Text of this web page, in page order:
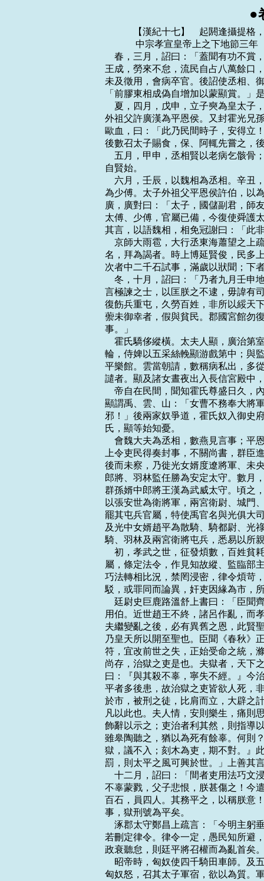
●
　　【漢紀十七】　起閼逢攝提格，盡屠維協洽，凡六年。
    　　 中宗孝宣皇帝上之下地節三年（甲寅，公元前六七年）
    春，三月，詔曰：「蓋聞有功不賞，有罪不誅，雖唐、虞不能以化天下。今膠東相
王成，勞來不怠，流民自占八萬餘口，治有異等之效。其賜成爵關內侯，秩中二千石。」
未及徵用，會病卒官。後詔使丞相、御史問郡、國上計長史、守丞以政令得失。或對言：
「前膠東相成偽自增加以蒙顯賞。」是後俗吏多為虛名雲。
    夏，四月，戊申，立子奭為皇太子，以丙吉為太傅，太中大夫疏廣為少傅。封太子
外祖父許廣漢為平恩侯。又封霍光兄孫中郎將雲為冠陽侯。霍顯聞立太子，怒恚不食，
歐血，曰：「此乃民間時子，安得立！即後有子，反為王邪！」復教皇後令毒太子。皇
後數召太子賜食，保、阿輒先嘗之，後挾毒不得行。
    五月，甲申，丞相賢以老病乞骸骨；賜黃金百斤、安車、駟馬，罷就第。丞相致仕
自賢始。
    六月，壬辰，以魏相為丞相。辛丑，丙吉為御史大夫，疏廣為太子太傅，廣兄子受
為少傅。太子外祖父平恩侯許伯，以為太子少，白使其弟中郎將舜監護太子家。上以問
廣，廣對曰：「太子，國儲副君，師友必於天下英俊，不宜獨親外家許氏。且太子自有
太傅、少傅，官屬已備，今復使舜護太子家，示陋，非所以廣太子德於天下也。」上善
其言，以語魏相，相免冠謝曰：「此非臣等所能及。」廣由是見器重。
    京師大雨雹，大行丞東海蕭望之上疏，言大臣任政，一姓專權之所致。上素聞望之
名，拜為謁者。時上博延賢俊，民多上書言便宜，輒下望之問狀；高者請丞相、御史，
次者中二千石試事，滿歲以狀聞；下者報聞，罷。所白處奏皆可。
    冬，十月，詔曰：「乃者九月壬申地震，朕甚懼焉。有能箴朕過失，及賢良方正直
言極諫之士，以匡朕之不逮，毋諱有司。朕既不德，不能附遠，是以邊境屯戍未息。今
復飭兵重屯，久勞百姓，非所以綏天下也。其罷車騎將軍、右將軍屯兵。」又詔：「池
蘌未御幸者，假與貧民。郡國宮館勿復修治。流民還歸者，假公田，貸種食，且勿算
事。」
    霍氏驕侈縱橫。太夫人顯，廣治第室，作乘輿輦，加畫，繡絪馮，黃金塗；韋絮薦
輪，侍婢以五采絲輓顯游戲第中；與監奴馮子都亂。而禹、山亦並繕治第宅，走馬馳逐
平樂館。雲當朝請，數稱病私出，多從賓客，張圍獵黃山苑中，使倉頭奴上朝謁，莫敢
譴者。顯及諸女晝夜出入長信宮殿中，亡期度。
    帝自在民間，聞知霍氏尊盛日久，內不能善。既躬親朝政，御史大夫魏相給事中。
顯謂禹、雲、山：「女曹不務奉大將軍餘業，今大夫給事中，他人壹間女，能復自救
邪！」後兩家奴爭道，霍氏奴入御史府，欲闒大夫門；御史為叩頭謝，乃去。人以謂霍
氏，顯等始知憂。
    會魏大夫為丞相，數燕見言事；平恩侯與侍中金安上等徑出入省中。時霍山領尚書，
上令吏民得奏封事，不關尚書，群臣進見獨往來，於是霍氏甚惡之。上頗聞霍氏毒殺許
後而未察，乃徙光女婿度遼將軍、未央衛尉、平陵侯范明友為光祿勳，出次婿諸吏、中
郎將、羽林監任勝為安定太守。數月，復出光姊婿給事中、光祿大夫張朔為蜀郡太守，
群孫婿中郎將王漢為武威太守。頃之，復徙光長女婿長樂衛尉鄧廣漢為少府。戊戌，更
以張安世為衛將軍，兩宮衛尉、城門、北軍兵屬焉。以霍禹為大司馬，冠小冠，亡印綬；
罷其屯兵官屬，特使禹官名與光俱大司馬者。又收范明友度遼將軍印綬，但為光祿勳；
及光中女婿趙平為散騎、騎都尉、光祿大夫，將屯兵，又收平騎都尉印綬。諸領胡、越
騎、羽林及兩宮衛將屯兵，悉易以所親信許、史子弟代之。
    初，孝武之世，征發煩數，百姓貧耗，究民犯法，奸軌不勝，於是使張湯、趙禹之
屬，條定法令，作見知故縱、監臨部主之法，緩深、故之罪，急縱、出之誅。其後奸猾
巧法轉相比況，禁罔浸密，律令煩苛，文書盈於幾閣，典者不能遍睹。是以郡國承用者
駁，或罪同而論異，奸吏因緣為市，所欲活則傅生議，所欲陷則予死比，議者鹹冤傷之。
    廷尉史巨鹿路溫舒上書曰：「臣聞齊有無知之禍而桓公以興，晉有驪姬之難而文公
用伯。近世趙王不終，諸呂作亂，而孝文為太宗。繇是觀之，禍亂之作，將以開聖人也。
夫繼變亂之後，必有異舊之恩，此賢聖所以昭天命也。往者昭帝即世無嗣，昌邑淫亂，
乃皇天所以開至聖也。臣聞《春秋》正即位、大一統而慎始也。陛下初登至尊，與天合
符，宜改前世之失，正始受命之統，滌煩文，除民疾，以應天意。臣聞秦有十失，其一
尚存，治獄之吏是也。夫獄者，天下之大命也，死者不可復生，絕者不可復屬。《書》
曰：『與其殺不辜，寧失不經。』今治獄吏則不然，上下相驅，以刻為明，深者獲公名，
平者多後患，故治獄之吏皆欲人死，非憎人也，自安之道在人之死。是以死人之血流離
於市，被刑之徒，比肩而立，大辟之計，歲以萬數。此仁聖之所以傷也，太平之未洽，
凡以此也。夫人情，安則樂生，痛則思死，棰楚之下，何求而不得！故囚人不勝痛，則
飾辭以示之；吏治者利其然，則指導以明之；上奏畏卻，則鍛練而周內之。蓋奏當之成，
雖皋陶聽之，猶以為死有餘辜。何則？成練者眾，文致之罪明也。故俗語曰：『畫地為
獄，議不入；刻木為吏，期不對。』此皆疾吏之風，悲痛之辭也。唯陛下省法制，寬刑
罰，則太平之風可興於世。」上善其言。
    十二月，詔曰：「間者吏用法巧文浸深，是朕之不德也。夫決獄不當，使有罪興邪，
不辜蒙戮，父子悲恨，朕甚傷之！今遣廷史與郡鞠獄，任輕祿薄，其為置廷尉平，秩六
百石，員四人。其務平之，以稱朕意！」於是每季秋後請讞時，上常幸宣室，齋居而決
事，獄刑號為平矣。
    涿郡太守鄭昌上疏言：「今明主躬垂明聽，雖不置廷平，獄將自正；若開後嗣，不
若刪定律令。律令一定，愚民知所避，奸吏無所弄矣。今不正其本，而置廷平以理其末，
政衰聽怠，則廷平將召權而為亂首矣。」
    昭帝時，匈奴使四千騎田車師。及五將軍擊匈奴，車師田者驚去，車師復通於漢；
匈奴怒，召其太子軍宿，欲以為質。軍宿，焉耆外孫，不欲質匈奴，亡走焉耆，車師王
更立子烏貴為太子。及烏貴立為王，與匈奴結婚姻，教匈奴遮漢道通烏孫者。
    是歲，侍郎會稽鄭吉與校尉司馬喜，將免刑罪人田渠犁，積穀，發城郭諸國兵萬餘
人與所將田士千五百人共擊車師，破之；車師王請降。匈奴發兵攻車師；吉、喜引兵北
逢之，匈奴不敢前。吉、喜即留一候與卒二十人留守王，吉等引兵歸渠犁。車師王恐匈
奴兵復至而見殺也，乃輕騎奔烏孫。吉即迎其妻子，傳送長安。匈奴更以車師王昆弟兜
莫為車師王，收其餘民東徙，不敢居故地；而鄭吉始使吏卒三百人往田車師地以實之。
    上自初即位，數遣使者求外家；久遠，多似類而非是。是歲，求得外祖母王媼及媼
男無故、武。上賜無故、武爵關內侯。旬月間，賞賜以巨萬計。
    　　 中宗孝宣皇帝上之下地節四年（乙卯，公元前六六年）
    春，二月，賜外祖母號為博平君；封舅無故為平昌侯，武為樂昌侯。
    夏，五月，山陽、濟陰雹如雞子，深二尺五寸，殺二十餘人，飛鳥皆死。
    詔：「自今子有匿父母、妻匿夫、孫匿大父母，皆勿治。」
    立廣川惠王孫文為廣川王。
    霍顯及禹、山、雲自見日侵削，數相對啼泣自怨。山曰：「今丞相用事，縣官信之，
盡變易大將軍時法令，發揚大將軍過失。又，諸儒生多窶人子，遠客饑寒，喜妄說狂言，
不避忌諱，大將軍常讎之。今陛下好與諸儒生語，人人自書對事，多言我家者。嘗有上
書言我家昆弟驕恣，其言絕痛；山屏不奏。後上書者益黠，盡奏封事，輒使中書令出取
之，不關尚書，益不信人。又聞民間讙言『霍氏毒殺許皇後』，寧有是邪？」顯恐急，
即具以實告禹、山、雲。禹、山、雲驚曰：「如是，何不早告禹等！縣官離散、斥逐諸
婿，用是故也。此大事，誅罰不小，奈何？」於是始有邪謀矣。
    雲舅李竟民善張赦，見雲家卒卒，謂竟曰：「今丞相與平恩侯用事，可令太夫人言
太后，先誅此兩人。移徙陛下，在太后耳。」長安男子張章告之，事下廷尉、執金吾，
捕張赦等。後有詔，止勿捕。山等愈恐，相謂曰：「此縣官重太后，故不竟也。然惡端
已見，久之猶發，發即族矣，不如先也。」遂令諸女各歸報其夫，皆曰：「安所相避！」
    會李竟坐與諸侯王交通，辭語及霍氏，有詔：「雲、山不宜宿衛，免就第。」山陽
太守張敞上封事曰：「臣聞公子季友有功於魯，趙衰有功於晉，田完有功於齊，皆疇其
庸，延及子孫。終後田氏篡齊，趙氏分晉，季氏顓魯。故仲尼作《春秋》，跡盛衰，譏
世卿最甚。乃者大將軍決大計，安宗廟，定天下，功亦不細矣。夫周公七年耳，而大將
軍二十歲，海內之命斷於掌握。方其隆盛時，感動天地，侵迫陰陽。朝臣宜有明言曰：
『陛下褒寵故大將軍以報功德足矣。間者輔臣顓政，貴戚太盛，君臣之分不明，請罷霍
氏三侯皆就第；及衛將軍張安世，宜賜幾杖歸休，歸存問召見，以列侯為天子師。』明
詔以恩不聽，群臣以義固爭而後許之，天下必以陛下為不忘功德而朝臣為知禮，霍氏世
世無所患苦。今朝廷不聞直聲，而令明詔自親其文，非策之得者也。今兩侯已出，人情
不相遠，以臣心度之，大司馬及其枝屬必有畏懼之心。夫近臣自危，非完計也。臣敞願
於廣朝白髮其端，直守遠郡，其路無由。唯陛下省察。」上甚善其計，然不召也。
    禹、山等家數有妖怪，舉家憂愁。山曰：「丞相擅減宗廟羔、菟、蛙，可以此罪
也。」謀令太后為博平君置酒，召丞相、平恩侯以下，使范明友、鄧廣漢承太后制引斬
之，因廢天子而立禹。約定，未發，雲拜為玄菟太守，太中大夫任宣為代郡太守。會事
發覺，秋，七月，雲、山、明友自殺，顯、禹、廣漢等捕得；禹要斬，顯及諸女昆弟皆
棄市；與霍氏相連坐誅滅者數十家。太僕杜延年以霍氏舊人，亦坐免官。八月，己酉，
皇後霍氏廢，處昭台宮，乙丑，詔封告霍氏反謀者男子張章、期門董忠、左曹楊惲、侍
中金安上、史高皆為列侯。惲，丞相敞子；安上，車騎將軍日磾弟子；高，史良娣兄子
也。
    初，霍氏奢侈，茂陵徐生曰：「霍氏必亡。夫奢則不遜，不遜必侮上。侮上者，逆
道也，在人之右，眾必害之。霍氏秉權日久，害之者多矣。天下害之，而又行以逆道，
不亡何待！」乃上疏言：「霍氏泰盛，陛下即愛厚之，宜以時抑制，無使至亡。」書三
上，輒報聞。其後霍氏誅滅，而告霍氏者皆封，人為徐生上書曰：「臣聞客有過主人者，
見其灶直突，傍有積薪，客謂主人：『更為曲突，遠徙其薪，不者且有火患。』主人嘿
然不應。俄而家果失火，鄰里共救之，幸而得息。於是殺牛置酒，謝其鄰人，灼爛者在
於上行，餘各以功次坐，而不錄言曲突者。人謂主人曰：『鄉使聽客之言，不費牛酒，
終亡火患。今論功而請賓，曲突徙薪無恩澤，焦頭爛額為上客邪？』主人乃寤而請之。
今茂陵徐福，數上書言霍氏且有變，宜防絕之。鄉使福說得行，則國無裂土出爵之費，
臣無逆亂誅滅之敗。往事既已，而福獨不蒙其功，唯陛下察之，貴徙薪曲突之策，使居
焦發灼爛之右。」上乃賜福帛十匹，後以為郎。
    帝初立，謁見高廟，大將軍光驂乘，上內嚴憚之，若有芒刺在背。後車騎將軍張安
世代光驂乘，天子從容肆體，甚安近焉。及光身死而宗族竟誅，故俗傳霍氏之禍萌於驂
乘。後十二歲，霍後復徙雲林館，乃自殺。
    班固贊曰：霍光受襁褓之托，任漢室之寄，匡國家，安社稷，擁昭，立宣，雖周公、
阿衡何以加此！然光不學亡術，闇於大理；陰妻邪謀，立女為後，湛溺盈溢之欲，以增
顛覆之禍，死財三年，宗族誅夷，哀哉！
    臣光曰：霍光之輔漢室，可謂忠矣；然卒不能庇其宗，何也？夫威福者，人君之器
也。人臣執之，久而不歸，鮮不及矣。以孝昭之明，十四而知上官桀之詐，固可以親政
矣，況孝宣十九即位，聰明剛毅，知民疾苦，而光久專大柄，不知避去，多置親黨，充
塞朝廷，使人主蓄憤於上，吏民積怨於下，切齒側目，待時而發，其得免於身幸矣，況
子孫以驕侈趣之哉！雖然，向使孝宣專以祿秩賞賜富其子孫，使之食大縣，奉朝請，亦
足以報盛德矣；乃復任之以政，授之以兵，及事叢釁積，更加裁奪，遂至怨懼以生邪謀，
豈徒霍氏之自禍哉？亦孝宣醞釀以成之也。昔椒作亂於楚，莊王滅其族而赦箴尹克黃，
以為子文無後，何以勸善。夫以顯、禹、雲、山之罪，雖應夷滅，而光之忠勳不可不祀；
遂使家無焦類，孝宣亦少恩哉！
    九月，詔減天下鹽賈。又令郡國歲上系囚以掠笞若瘐死者，所坐縣、名、爵、裡，
丞相、御史課殿最以聞。
    十二月，清河王年坐內亂廢，遷房陵。
    是歲，北海太守廬江硃邑以治行第一入為大司農，勃海太守龔遂入為水衡都尉。先
是，勃海左右郡歲饑，盜賊並起，二千石不能禽制。上選能治者，丞相、御史舉故昌邑
郎中令龔遂，上拜為勃海太守。召見，問：「何以治勃海，息其盜賊？」對曰：「海瀕
遐遠，不沾聖化，其民困於饑寒而吏不恤，故使陛下赤子盜弄陛下之兵於潢池中耳。今
欲使臣勝之邪，將安之也？」上曰：「選用賢良，固欲安之也。」遂曰：「臣聞治亂民
猶治亂繩，不可急也；唯緩之，然後可治。臣願丞相、御史且無拘臣以文法，得一切便
宜從事。」上許焉，加賜黃金贈遣。乘傳至勃海界，郡聞新太守至，發兵以迎。遂皆遣
還。移書敕屬縣：「悉罷逐捕盜賊吏，諸持鍺、鉤、田器者皆為良民，吏毋得問；持兵
者乃為賊。」遂單車獨行至府。盜賊聞遂教令，即時解散，棄其兵弩而持鉤、金且，於
是悉平，民安土樂業。遂乃開倉廩假貧民，選用良吏尉安牧養焉。遂見齊俗奢侈，好末
技，不田作，乃躬率以儉約，勸民務農桑，各以口率種樹畜養。民有帶持刀劍者，使賣
劍買牛，賣刀買犢，曰：「何為帶牛佩犢！」勞來循行，郡中皆有畜積，獄訟止息。
    烏孫公主女為龜茲王降賓夫人。絳賓上書言：「得尚漢外孫，願與公主女俱入朝。」
    　　 中宗孝宣皇帝上之下元康元年（丙辰，公元前六五年）
    春，正月，龜茲王及其夫人來朝；皆賜印綬，夫人號稱公主，賞賜甚厚。
    初作杜陵。徙丞相、將軍、列侯、吏二千石、訾百萬者杜陵。
    三月，詔以鳳皇集泰山、陳留，甘露降未央宮，赦天下。有司復言悼園宜稱尊號曰
皇考；夏，五月，立皇考廟。
    冬，置建章衛尉。
    趙廣漢好用世吏子孫新進年少者，專厲強壯蜂氣，見事風生，無所迴避，率多果敢
之計，莫為持難，終以此敗。廣漢以私怨論殺男子榮畜，人上書言之，事下丞相、御史
按驗。廣漢疑丞相夫人殺侍婢，欲以此脅丞相，丞相按之愈急。廣漢乃將吏卒入丞相府，
召其夫人跪庭下受辭，收奴婢十餘人去。丞相上書自陳，事下廷尉治，實丞相自以過譴
笞傅婢，出至外第乃死，不如廣漢言。帝惡之，下廣漢廷尉獄。吏民守闕號泣者數萬人，
或言：「臣生無益縣官，願代趙京兆死，使牧養小民！」廣漢竟坐要斬。廣漢為京兆尹，
廉明，威制豪強，小民得職，百姓追思歌之。
    是歲，少府宋疇坐議「鳳皇下彭城，未至京師，不足美」，貶為泗水太傅。
    上遷博士、諫大夫通政事者補郡國守相，以蕭望之為平原太守。望之上疏曰：「陛
下哀愍